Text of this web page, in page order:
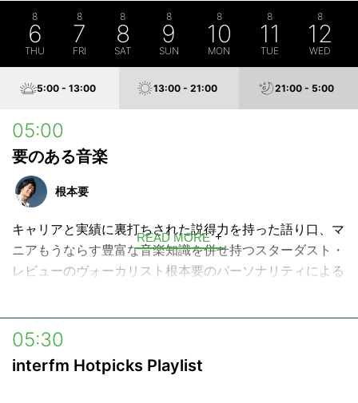
8
6
THU
8
7
FRI
8
8
SAT
8
9
SUN
8
10
MON
8
11
TUE
8
12
WED
5:00 - 13:00 13:00 - 21:00 21:00 - 5:00
05:00
要のある音楽
根本要
キャリアと実績に裏打ちされた説得力を持った語り口、マ
ニアもうならす豊富な音楽知識を併せ持つスターダスト・
レビューのヴォーカリスト根本要のパーソナリティによる
READ MORE
05:30
interfm Hotpicks Playlist